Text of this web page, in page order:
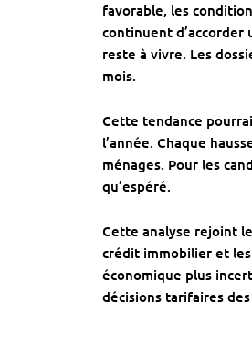
favorable, les
continuent
reste à vivre. Les
mois.
Cette tendance
l’année. Chaque
ménages. Pour les
qu’espéré.
Cette analyse rejoint
crédit immobilier et
économique plus
décisions tarifaires